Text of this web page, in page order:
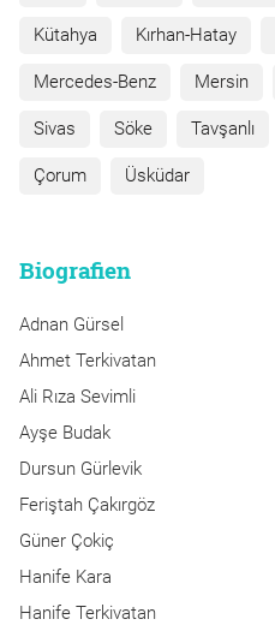
Kütahya Kırhan-Hatay
Mercedes-Benz Mersin
Sivas Söke Tavşanlı
Çorum Üsküdar
Biografien
Adnan Gürsel
Ahmet Terkivatan
Ali Rıza Sevimli
Ayşe Budak
Dursun Gürlevik
Feriştah Çakırgöz
Güner Çokiç
Hanife Kara
Hanife Terkivatan